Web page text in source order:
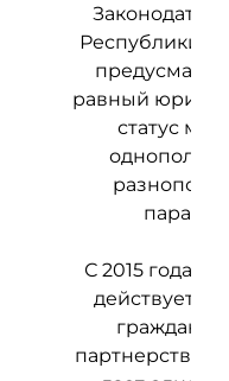
Республики
равный
статус
парами.
С 2015 года в
действует
партнерстве,